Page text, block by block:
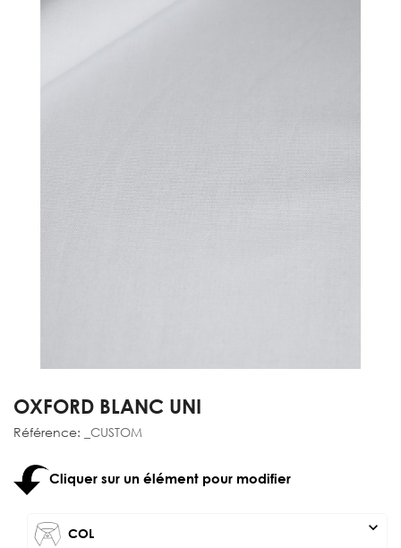
OXFORD BLANC UNI
Référence: _CUSTOM
Cliquer sur un élément pour modifier
COL expand_more